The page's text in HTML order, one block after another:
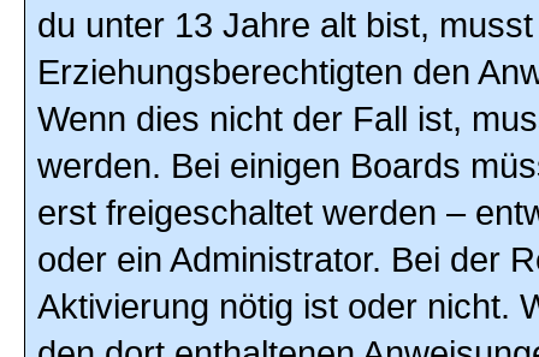
du unter 13 Jahre alt bist,
Erziehungsberechtigten den
Wenn dies nicht der Fall ist,
werden. Bei einigen Boards
erst freigeschaltet werden –
oder ein Administrator. Bei der
Aktivierung nötig ist oder nicht.